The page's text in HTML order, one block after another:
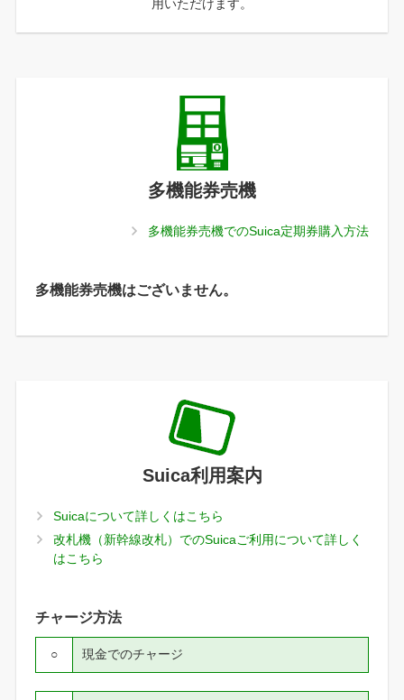
用いただけます。
多機能券売機
多機能券売機でのSuica定期券購入方法
多機能券売機はございません。
Suica利用案内
Suicaについて詳しくはこちら
改札機（新幹線改札）でのSuicaご利用について詳しく
はこちら
チャージ方法
現金でのチャージ
○